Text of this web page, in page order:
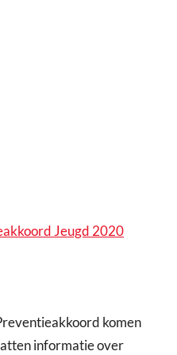
Jeugd 2020
komen
informatie over